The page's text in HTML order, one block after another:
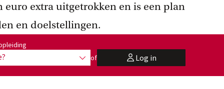
extra uitgetrokken en is een plan
en doelstellingen.
toon opties
of userLog in